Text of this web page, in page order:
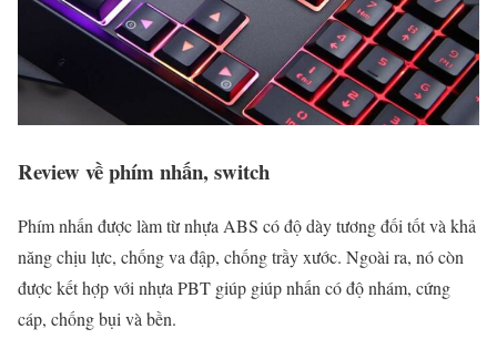
Review về phím nhấn, switch
Phím nhấn được làm từ nhựa ABS có độ dày tương đối tốt và khả
năng chịu lực, chống va đập, chống trầy xước. Ngoài ra, nó còn
được kết hợp với nhựa PBT giúp giúp nhấn có độ nhám, cứng
cáp, chống bụi và bền.